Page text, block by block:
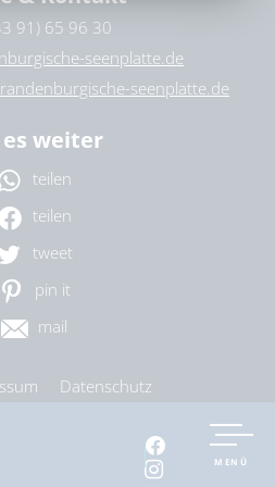
MENÜ
91) 65 96 30
seenplatte.de
seenplatte.de
es weiter
teilen
teilen
tweet
pin it
mail
Datenschutz